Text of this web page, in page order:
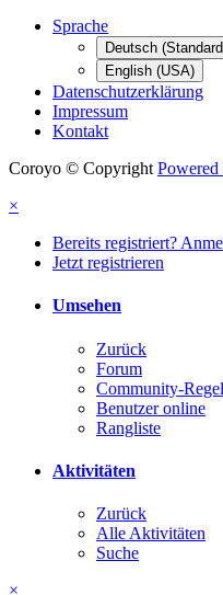
Sprache
Deutsch
English (USA)
Datenschutzerklärung
Impressum
Kontakt
Coroyo © Copyright
×
Bereits registriert?
Jetzt registrieren
Umsehen
Zurück
Forum
Community-
Benutzer online
Rangliste
Aktivitäten
Zurück
Alle Aktivitäten
Suche
×